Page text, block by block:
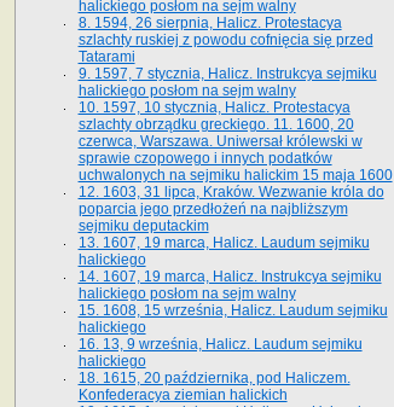
halickiego posłom na sejm walny
8. 1594, 26 sierpnia, Halicz. Protestacya
szlachty ruskiej z powodu cofnięcia się przed
Tatarami
9. 1597, 7 stycznia, Halicz. Instrukcya sejmiku
halickiego posłom na sejm walny
10. 1597, 10 stycznia, Halicz. Protestacya
szlachty obrządku greckiego. 11. 1600, 20
czerwca, Warszawa. Uniwersał królewski w
sprawie czopowego i innych podatków
uchwalonych na sejmiku halickim 15 maja 1600
12. 1603, 31 lipca, Kraków. Wezwanie króla do
poparcia jego przedłożeń na najbliższym
sejmiku deputackim
13. 1607, 19 marca, Halicz. Laudum sejmiku
halickiego
14. 1607, 19 marca, Halicz. Instrukcya sejmiku
halickiego posłom na sejm walny
15. 1608, 15 września, Halicz. Laudum sejmiku
halickiego
16. 13, 9 września, Halicz. Laudum sejmiku
halickiego
18. 1615, 20 października, pod Haliczem.
Konfederacya ziemian halickich